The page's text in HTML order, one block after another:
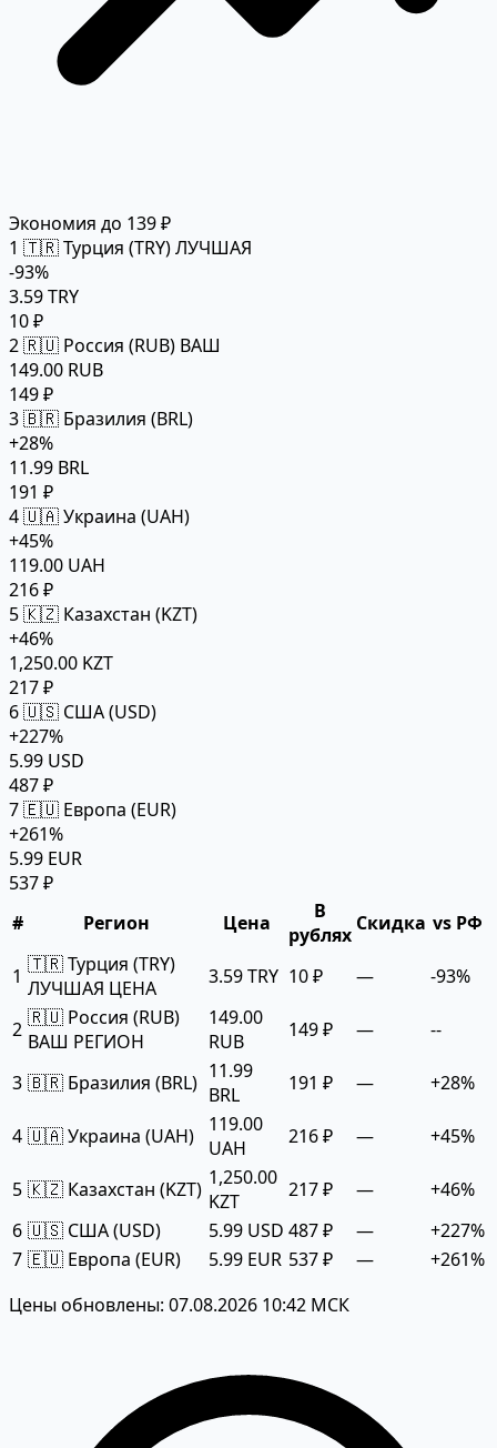
Экономия до 139 ₽
1 🇹🇷 Турция (TRY)ЛУЧШАЯ
-93%
3.59 TRY
10 ₽
2🇷🇺 Россия (RUB) ВАШ
149.00 RUB
149 ₽
3🇧🇷 Бразилия (BRL)
+28%
11.99 BRL
191 ₽
4🇺🇦 Украина (UAH)
+45%
119.00 UAH
216 ₽
5🇰🇿 Казахстан (KZT)
+46%
1,250.00 KZT
217 ₽
6🇺🇸 США (USD)
+227%
5.99 USD
487 ₽
7🇪🇺 Европа (EUR)
+261%
5.99 EUR
537 ₽
#
Регион Цена
В
рублях Скидка vs РФ
1 🇹🇷 Турция (TRY)
ЛУЧШАЯ ЦЕНА
3.59 TRY 10 ₽ — -93%
2 🇷🇺 Россия (RUB)
ВАШ РЕГИОН
149.00
RUB
149 ₽ — --
3 🇧🇷 Бразилия (BRL) 11.99
BRL
191 ₽ — +28%
4 🇺🇦 Украина (UAH)
119.00
UAH
216 ₽ — +45%
5 🇰🇿 Казахстан (KZT) 1,250.00
KZT
217 ₽ —
+46%
6 🇺🇸 США (USD) 5.99 USD 487 ₽ —
+227%
7 🇪🇺 Европа (EUR) 5.99 EUR 537 ₽ —
+261%
Цены обновлены: 07.08.2026 10:42 МСК